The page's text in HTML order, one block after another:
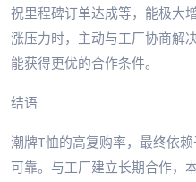
祝里程碑订单达成等，能极大
涨压力时，主动与工厂协商解
能获得更优的合作条件。
结语
潮牌T恤的高复购率，最终依
可靠。与工厂建立长期合作，